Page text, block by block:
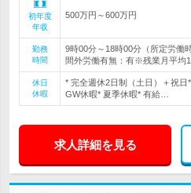
初年度
年収
500万円～600万円
勤務
時間
9時00分～18時00分（所定労働
間外労働有無：有※残業月平均
休日
休暇
* 完全週休2日制（土日）＋祝
GW休暇* 夏季休暇* 有給…
求人詳細を見る